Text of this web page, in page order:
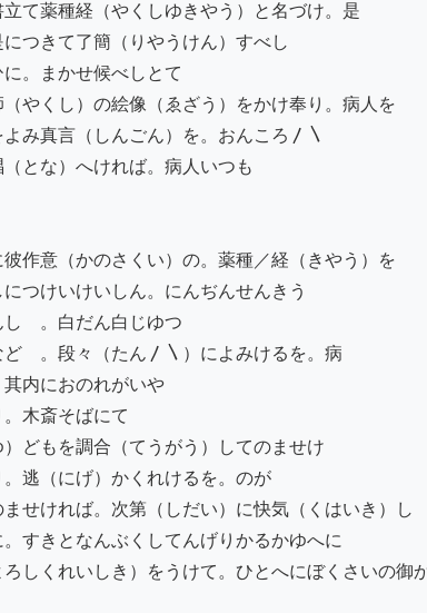
て薬種経（やくしゆきやう）と名づけ。是
つきて了簡（りやうけん）すべし
。まかせ候べしとて
やくし）の絵像（ゑざう）をかけ奉り。病人を
み真言（しんごん）を。おんころ〳〵
とな）へければ。病人いつも
作意（かのさくい）の。薬種／経（きやう）を
つけいけいしん。にんぢんせんきう
ゝ。白だん白じゆつ
ゝ。段々（たん〳〵）によみけるを。病
内におのれがいや
木斎そばにて
どもを調合（てうがう）してのませけ
逃（にげ）かくれけるを。のが
せければ。次第（しだい）に快気（くはいき）し
すきとなんぶくしてんげりかるかゆへに
しくれいしき）をうけて。ひとへにぼくさいの御